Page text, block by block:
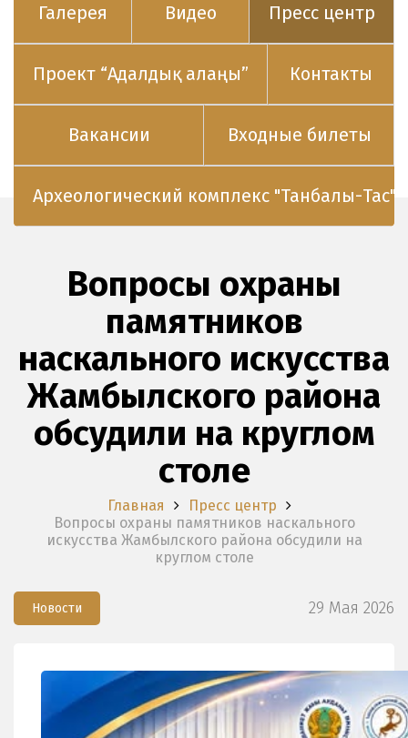
Галерея Видео Пресс центр
Проект “Адалдық алаңы” Контакты
Вакансии Входные билеты
Археологический комплекс "Танбалы-Тас"
Вопросы охраны
памятников
наскального искусства
Жамбылского района
обсудили на круглом
столе
Главная
Пресс центр
Вопросы охраны памятников наскального
искусства Жамбылского района обсудили на
круглом столе
Новости 29 Мая 2026